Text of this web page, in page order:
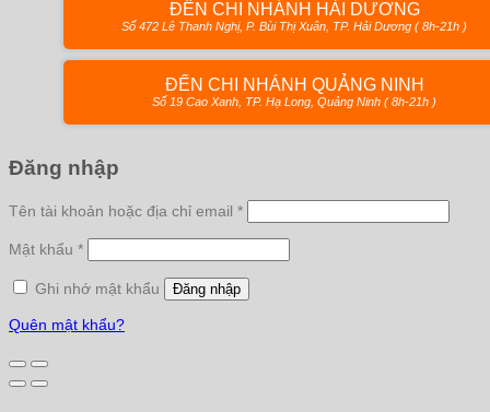
ĐẾN CHI NHÁNH HẢI DƯƠNG
Số 472 Lê Thanh Nghị, P. Bùi Thị Xuân, TP. Hải Dương ( 8h-21h )
ĐẾN CHI NHÁNH QUẢNG NINH
Số 19 Cao Xanh, TP. Hạ Long, Quảng Ninh ( 8h-21h )
Đăng nhập
Tên tài khoản hoặc địa chỉ email *
Mật khẩu *
Ghi nhớ mật khẩu Đăng nhập
Quên mật khẩu?